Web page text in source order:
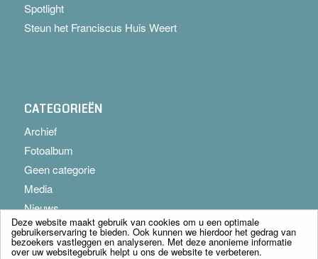
Spotlight
Steun het Franciscus Huis Weert
CATEGORIEËN
Archief
Fotoalbum
Geen categorie
Media
Nieuws
Deze website maakt gebruik van cookies om u een optimale
gebruikerservaring te bieden. Ook kunnen we hierdoor het gedrag van
bezoekers vastleggen en analyseren. Met deze anonieme informatie
over uw websitegebruik helpt u ons de website te verbeteren.